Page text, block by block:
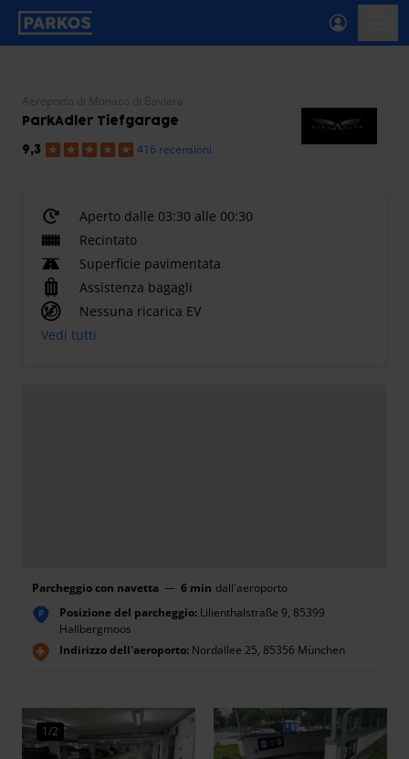
etichetta-navigazione-principale
Aeroporto di Monaco di Baviera
ParkAdler Tiefgarage
9,3 416 recensioni
Aperto dalle 03:30 alle 00:30
Recintato
Superficie pavimentata
Assistenza bagagli
Nessuna ricarica EV
Vedi tutti
Parcheggio con navetta — 6 min dall'aeroporto
P Posizione del parcheggio: Lilienthalstraße 9, 85399
Hallbergmoos
Indirizzo dell'aeroporto: Nordallee 25, 85356 München
1/2